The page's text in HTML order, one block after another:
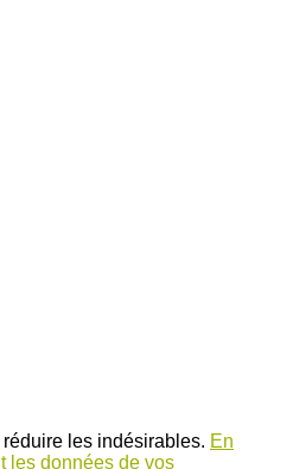
les indésirables. En
les données de vos